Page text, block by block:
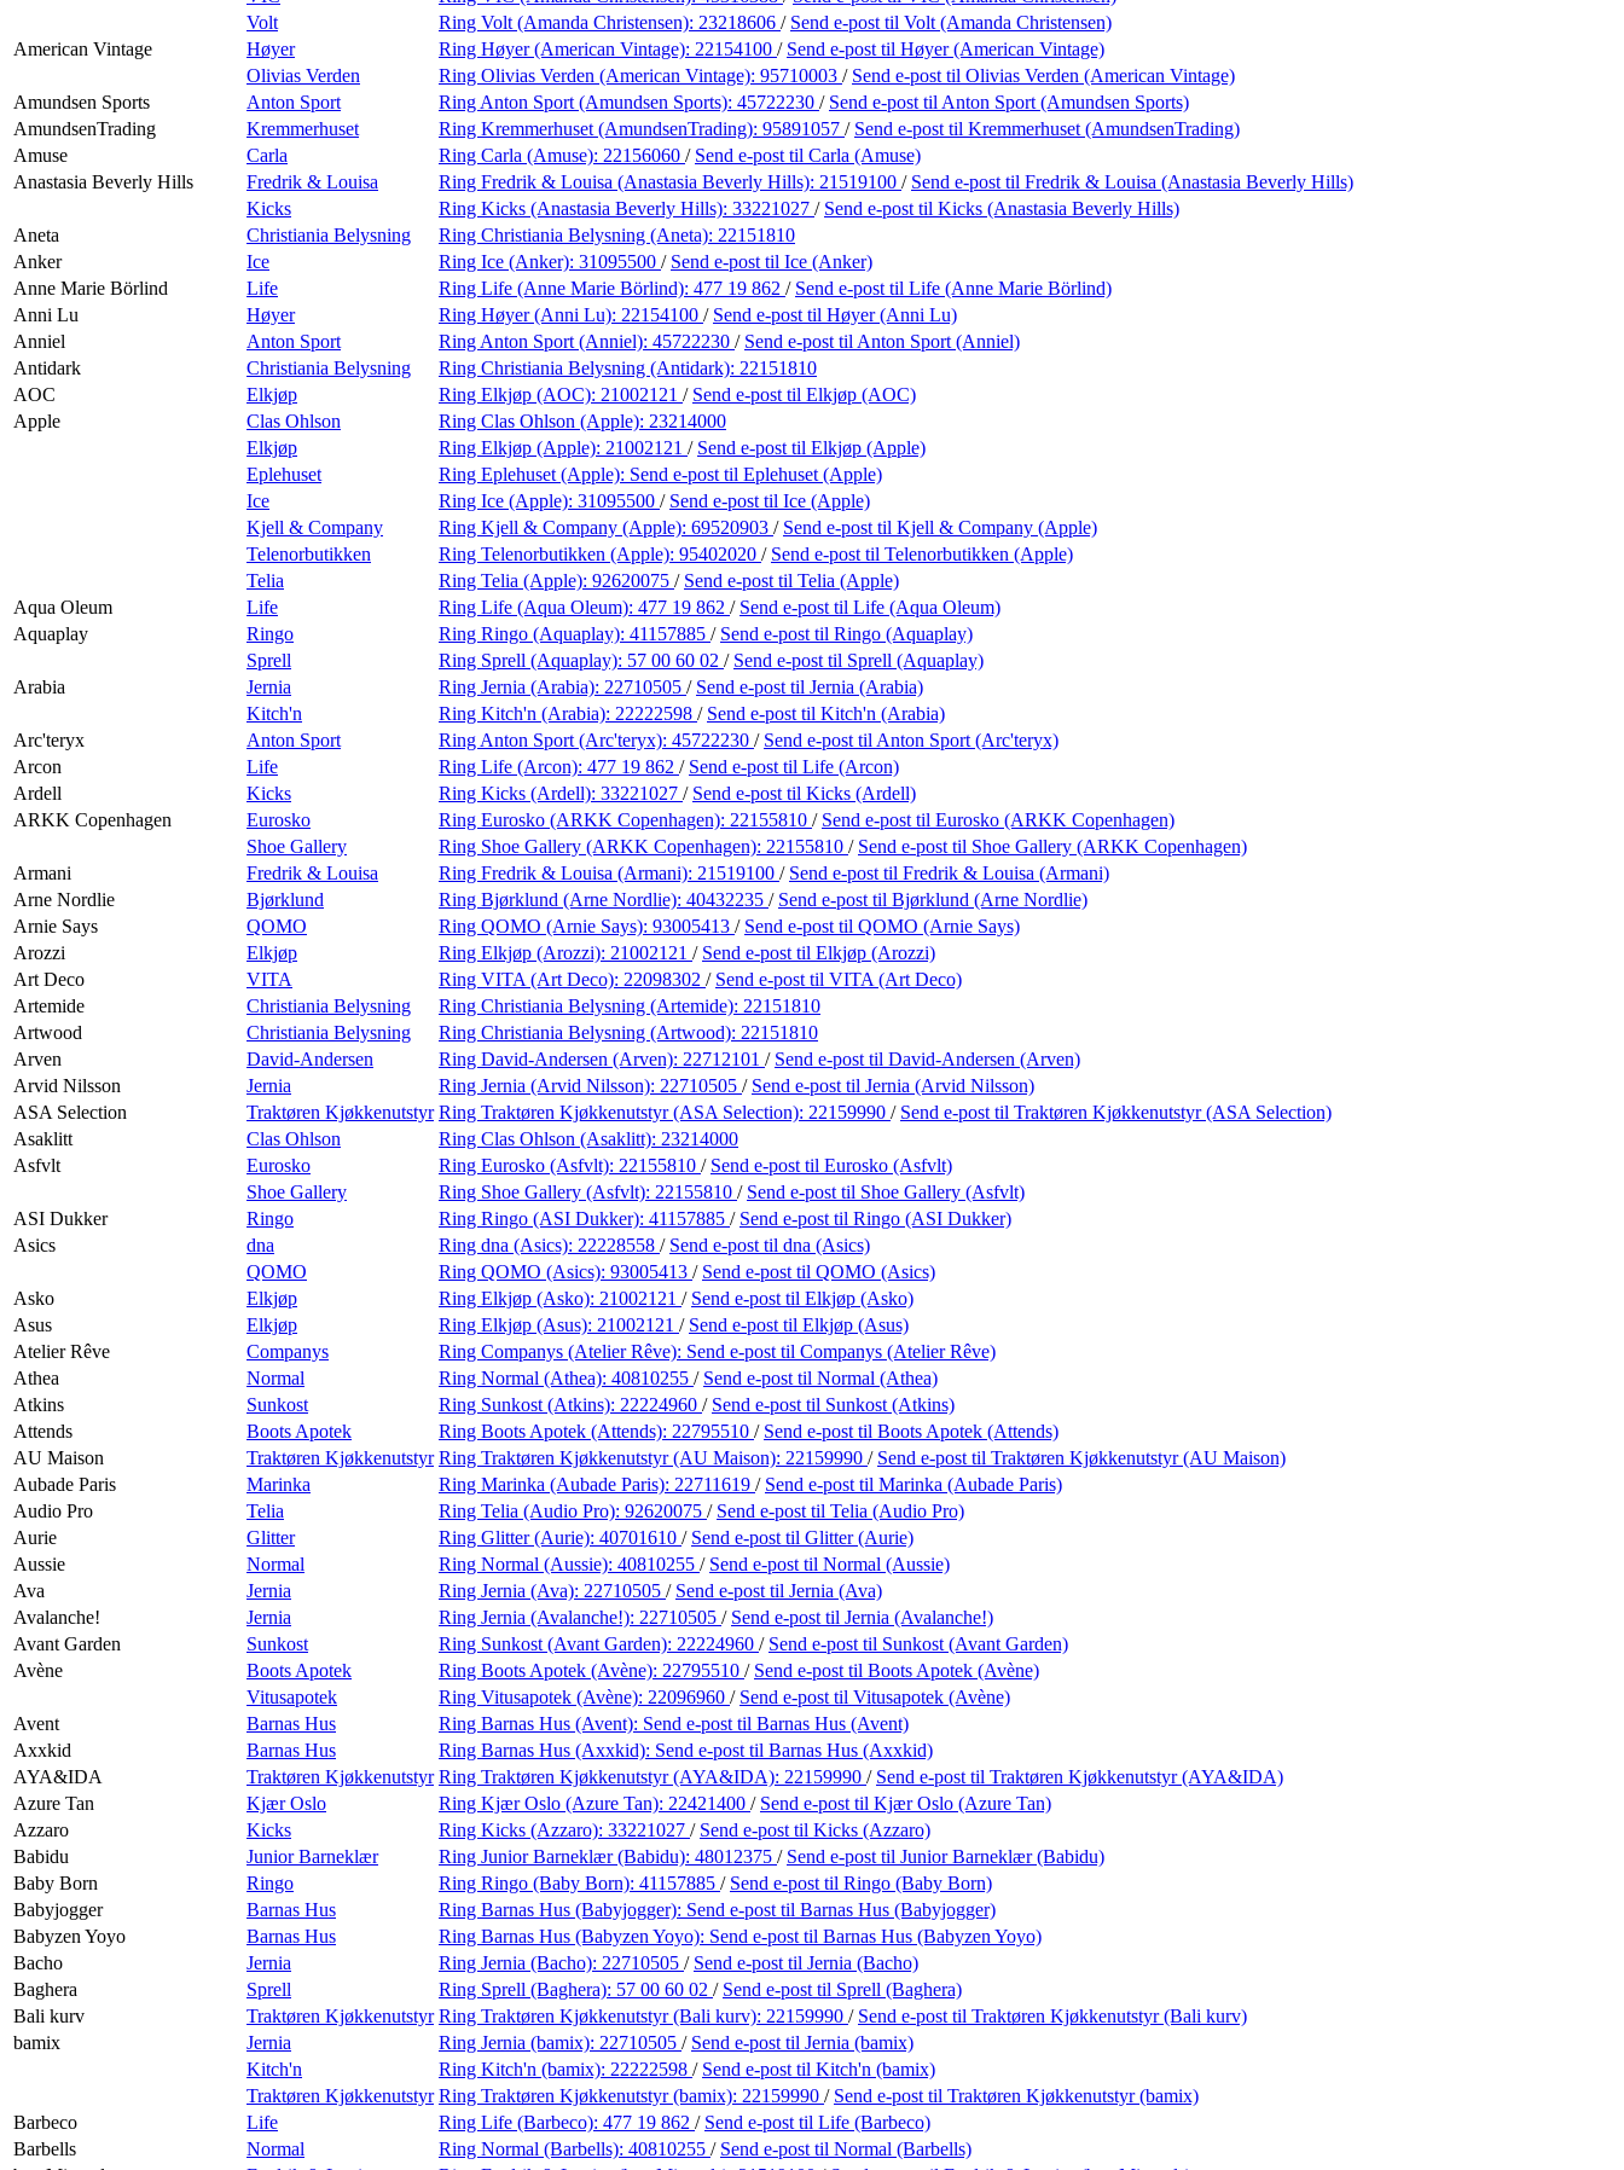
Volt
Ring Volt (Amanda Christensen): 23218606 / Send e-post til Volt (Amanda Christensen)
American Vintage
Høyer Ring Høyer (American Vintage): 22154100 / Send e-post til Høyer (American Vintage)
Olivias Verden
Ring Olivias Verden (American Vintage): 95710003 / Send e-post til Olivias Verden (American Vintage)
Amundsen Sports
Anton Sport Ring Anton Sport (Amundsen Sports): 45722230 / Send e-post til Anton Sport (Amundsen Sports)
AmundsenTrading
Kremmerhuset Ring Kremmerhuset (AmundsenTrading): 95891057 / Send e-post til Kremmerhuset (AmundsenTrading)
Amuse
Carla Ring Carla (Amuse): 22156060 / Send e-post til Carla (Amuse)
Anastasia Beverly Hills
Fredrik & Louisa Ring Fredrik & Louisa (Anastasia Beverly Hills): 21519100 / Send e-post til Fredrik & Louisa (Anastasia Beverly Hills)
Kicks
Ring Kicks (Anastasia Beverly Hills): 33221027 / Send e-post til Kicks (Anastasia Beverly Hills)
Aneta
Christiania Belysning Ring Christiania Belysning (Aneta): 22151810
Anker
Ice Ring Ice (Anker): 31095500 / Send e-post til Ice (Anker)
Anne Marie Börlind
Life Ring Life (Anne Marie Börlind): 477 19 862 / Send e-post til Life (Anne Marie Börlind)
Anni Lu
Høyer Ring Høyer (Anni Lu): 22154100 / Send e-post til Høyer (Anni Lu)
Anniel
Anton Sport Ring Anton Sport (Anniel): 45722230 / Send e-post til Anton Sport (Anniel)
Antidark
Christiania Belysning Ring Christiania Belysning (Antidark): 22151810
AOC
Elkjøp Ring Elkjøp (AOC): 21002121 / Send e-post til Elkjøp (AOC)
Apple
Clas Ohlson Ring Clas Ohlson (Apple): 23214000
Elkjøp
Ring Elkjøp (Apple): 21002121 / Send e-post til Elkjøp (Apple)
Eplehuset
Ring Eplehuset (Apple): Send e-post til Eplehuset (Apple)
Ice
Ring Ice (Apple): 31095500 / Send e-post til Ice (Apple)
Kjell & Company
Ring Kjell & Company (Apple): 69520903 / Send e-post til Kjell & Company (Apple)
Telenorbutikken
Ring Telenorbutikken (Apple): 95402020 / Send e-post til Telenorbutikken (Apple)
Telia
Ring Telia (Apple): 92620075 / Send e-post til Telia (Apple)
Aqua Oleum
Life Ring Life (Aqua Oleum): 477 19 862 / Send e-post til Life (Aqua Oleum)
Aquaplay
Ringo Ring Ringo (Aquaplay): 41157885 / Send e-post til Ringo (Aquaplay)
Sprell
Ring Sprell (Aquaplay): 57 00 60 02 / Send e-post til Sprell (Aquaplay)
Arabia
Jernia Ring Jernia (Arabia): 22710505 / Send e-post til Jernia (Arabia)
Kitch'n
Ring Kitch'n (Arabia): 22222598 / Send e-post til Kitch'n (Arabia)
Arc'teryx
Anton Sport Ring Anton Sport (Arc'teryx): 45722230 / Send e-post til Anton Sport (Arc'teryx)
Arcon
Life Ring Life (Arcon): 477 19 862 / Send e-post til Life (Arcon)
Ardell
Kicks Ring Kicks (Ardell): 33221027 / Send e-post til Kicks (Ardell)
ARKK Copenhagen
Eurosko Ring Eurosko (ARKK Copenhagen): 22155810 / Send e-post til Eurosko (ARKK Copenhagen)
Shoe Gallery
Ring Shoe Gallery (ARKK Copenhagen): 22155810 / Send e-post til Shoe Gallery (ARKK Copenhagen)
Armani
Fredrik & Louisa Ring Fredrik & Louisa (Armani): 21519100 / Send e-post til Fredrik & Louisa (Armani)
Arne Nordlie
Bjørklund Ring Bjørklund (Arne Nordlie): 40432235 / Send e-post til Bjørklund (Arne Nordlie)
Arnie Says
QOMO Ring QOMO (Arnie Says): 93005413 / Send e-post til QOMO (Arnie Says)
Arozzi
Elkjøp Ring Elkjøp (Arozzi): 21002121 / Send e-post til Elkjøp (Arozzi)
Art Deco
VITA Ring VITA (Art Deco): 22098302 / Send e-post til VITA (Art Deco)
Artemide
Christiania Belysning Ring Christiania Belysning (Artemide): 22151810
Artwood
Christiania Belysning Ring Christiania Belysning (Artwood): 22151810
Arven
David-Andersen Ring David-Andersen (Arven): 22712101 / Send e-post til David-Andersen (Arven)
Arvid Nilsson
Jernia Ring Jernia (Arvid Nilsson): 22710505 / Send e-post til Jernia (Arvid Nilsson)
ASA Selection
Traktøren Kjøkkenutstyr Ring Traktøren Kjøkkenutstyr (ASA Selection): 22159990 / Send e-post til Traktøren Kjøkkenutstyr (ASA Selection)
Asaklitt
Clas Ohlson Ring Clas Ohlson (Asaklitt): 23214000
Asfvlt
Eurosko Ring Eurosko (Asfvlt): 22155810 / Send e-post til Eurosko (Asfvlt)
Shoe Gallery
Ring Shoe Gallery (Asfvlt): 22155810 / Send e-post til Shoe Gallery (Asfvlt)
ASI Dukker
Ringo Ring Ringo (ASI Dukker): 41157885 / Send e-post til Ringo (ASI Dukker)
Asics
dna Ring dna (Asics): 22228558 / Send e-post til dna (Asics)
QOMO
Ring QOMO (Asics): 93005413 / Send e-post til QOMO (Asics)
Asko
Elkjøp Ring Elkjøp (Asko): 21002121 / Send e-post til Elkjøp (Asko)
Asus
Elkjøp Ring Elkjøp (Asus): 21002121 / Send e-post til Elkjøp (Asus)
Atelier Rêve
Companys Ring Companys (Atelier Rêve): Send e-post til Companys (Atelier Rêve)
Athea
Normal Ring Normal (Athea): 40810255 / Send e-post til Normal (Athea)
Atkins
Sunkost Ring Sunkost (Atkins): 22224960 / Send e-post til Sunkost (Atkins)
Attends
Boots Apotek Ring Boots Apotek (Attends): 22795510 / Send e-post til Boots Apotek (Attends)
AU Maison
Traktøren Kjøkkenutstyr Ring Traktøren Kjøkkenutstyr (AU Maison): 22159990 / Send e-post til Traktøren Kjøkkenutstyr (AU Maison)
Aubade Paris
Marinka Ring Marinka (Aubade Paris): 22711619 / Send e-post til Marinka (Aubade Paris)
Audio Pro
Telia Ring Telia (Audio Pro): 92620075 / Send e-post til Telia (Audio Pro)
Aurie
Glitter Ring Glitter (Aurie): 40701610 / Send e-post til Glitter (Aurie)
Aussie
Normal Ring Normal (Aussie): 40810255 / Send e-post til Normal (Aussie)
Ava
Jernia Ring Jernia (Ava): 22710505 / Send e-post til Jernia (Ava)
Avalanche!
Jernia Ring Jernia (Avalanche!): 22710505 / Send e-post til Jernia (Avalanche!)
Avant Garden
Sunkost Ring Sunkost (Avant Garden): 22224960 / Send e-post til Sunkost (Avant Garden)
Avène
Boots Apotek Ring Boots Apotek (Avène): 22795510 / Send e-post til Boots Apotek (Avène)
Vitusapotek
Ring Vitusapotek (Avène): 22096960 / Send e-post til Vitusapotek (Avène)
Avent
Barnas Hus Ring Barnas Hus (Avent): Send e-post til Barnas Hus (Avent)
Axxkid
Barnas Hus Ring Barnas Hus (Axxkid): Send e-post til Barnas Hus (Axxkid)
AYA&IDA
Traktøren Kjøkkenutstyr Ring Traktøren Kjøkkenutstyr (AYA&IDA): 22159990 / Send e-post til Traktøren Kjøkkenutstyr (AYA&IDA)
Azure Tan
Kjær Oslo Ring Kjær Oslo (Azure Tan): 22421400 / Send e-post til Kjær Oslo (Azure Tan)
Azzaro
Kicks Ring Kicks (Azzaro): 33221027 / Send e-post til Kicks (Azzaro)
Babidu
Junior Barneklær Ring Junior Barneklær (Babidu): 48012375 / Send e-post til Junior Barneklær (Babidu)
Baby Born
Ringo Ring Ringo (Baby Born): 41157885 / Send e-post til Ringo (Baby Born)
Babyjogger
Barnas Hus Ring Barnas Hus (Babyjogger): Send e-post til Barnas Hus (Babyjogger)
Babyzen Yoyo
Barnas Hus Ring Barnas Hus (Babyzen Yoyo): Send e-post til Barnas Hus (Babyzen Yoyo)
Bacho
Jernia Ring Jernia (Bacho): 22710505 / Send e-post til Jernia (Bacho)
Baghera
Sprell Ring Sprell (Baghera): 57 00 60 02 / Send e-post til Sprell (Baghera)
Bali kurv
Traktøren Kjøkkenutstyr Ring Traktøren Kjøkkenutstyr (Bali kurv): 22159990 / Send e-post til Traktøren Kjøkkenutstyr (Bali kurv)
bamix
Jernia Ring Jernia (bamix): 22710505 / Send e-post til Jernia (bamix)
Kitch'n
Ring Kitch'n (bamix): 22222598 / Send e-post til Kitch'n (bamix)
Traktøren Kjøkkenutstyr Ring Traktøren Kjøkkenutstyr (bamix): 22159990 / Send e-post til Traktøren Kjøkkenutstyr (bamix)
Barbeco
Life Ring Life (Barbeco): 477 19 862 / Send e-post til Life (Barbeco)
Barbells
Normal Ring Normal (Barbells): 40810255 / Send e-post til Normal (Barbells)